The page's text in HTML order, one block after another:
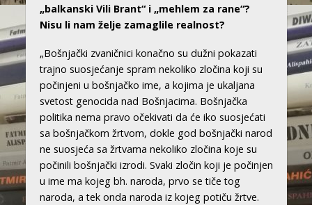
„balkanski Vili Brant“ i „mehlem za rane“?
Nisu li nam želje zamaglile realnost?
„Bošnjački zvaničnici konačno su dužni pokazati
trajno suosjećanje spram nekoliko zločina koji su
počinjeni u bošnjačko ime, a kojima je ukaljana
svetost genocida nad Bošnjacima. Bošnjačka
politika nema pravo očekivati da će iko suosjećati
sa bošnjačkom žrtvom, dokle god bošnjački narod
ne suosjeća sa žrtvama nekoliko zločina koje su
počinili bošnjački izrodi. Svaki zločin koji je počinjen
u ime ma kojeg bh. naroda, prvo se tiče tog
naroda, a tek onda naroda iz kojeg potiču žrtve.